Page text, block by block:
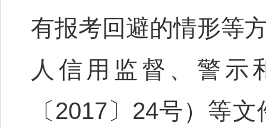
有报考回避的情形等
人信用监督、警示
〔2017〕24号）等